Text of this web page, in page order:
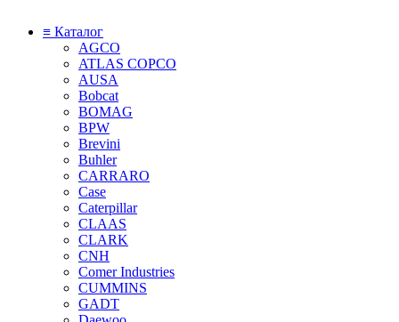
≡ Каталог
AGCO
ATLAS COPCO
AUSA
Bobcat
BOMAG
BPW
Brevini
Buhler
CARRARO
Case
Caterpillar
CLAAS
CLARK
CNH
Comer Industries
CUMMINS
GADT